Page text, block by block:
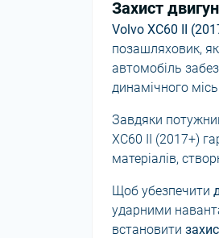
Захист
Volvo XC60 II
позашляховик,
автомобіль
динамічного
Завдяки
XC60 II (2017+)
матеріалів,
Щоб убезпечити
ударними
встановити